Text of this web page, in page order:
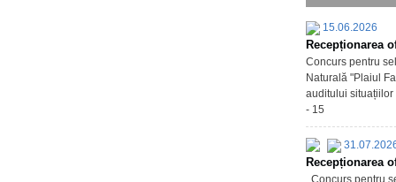
15.06.2026
Recepționarea
Concurs pentru
Naturală "Plaiul
auditului situațiilor
- 15
Recepționarea
Concurs pentru